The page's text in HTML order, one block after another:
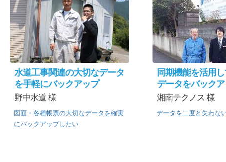
水道工事関連の大切なデータ
を手軽にバックアップ
野中水道 様
図面・各種帳票の大切なデータを確実
にバックアップしたい
同期機能を活用
データをバック
湘南テクノス 様
データを二度と失わな